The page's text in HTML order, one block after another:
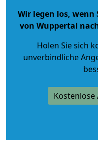
Wir legen los, wenn
von Wuppertal
Holen Sie sich
unverbindliche